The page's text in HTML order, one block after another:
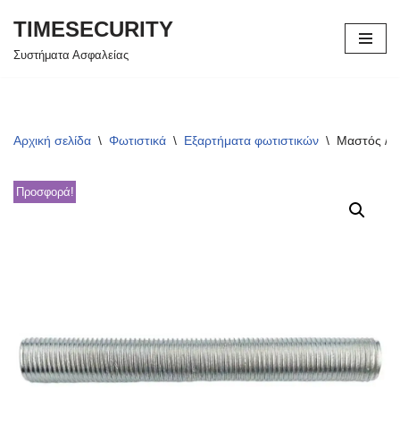
Μεταπηδήστε
TIMESECURITY
Συστήματα Ασφαλείας
Αρχική σελίδα \ Φωτιστικά \ Εξαρτήματα φωτιστικών \ Μαστός /
Προσφορά!